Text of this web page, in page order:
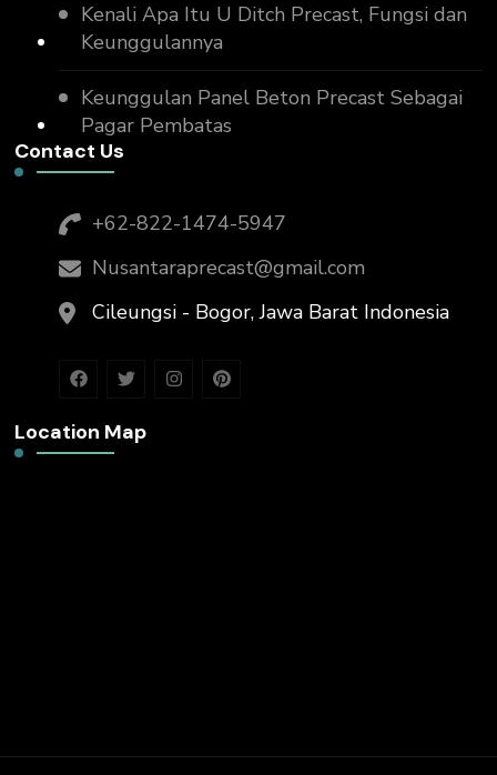
Kenali Apa Itu U Ditch Precast, Fungsi dan
Keunggulannya
Keunggulan Panel Beton Precast Sebagai
Pagar Pembatas
Contact Us
+62-822-1474-5947
Nusantaraprecast@gmail.com
Cileungsi - Bogor, Jawa Barat Indonesia
Location Map